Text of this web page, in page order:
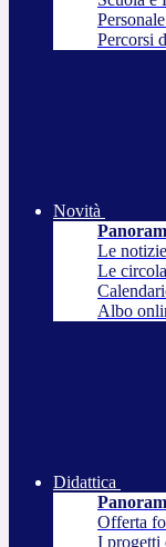
Percorsi
Novità
Le notizie
Le
Albo
Didattica
Offerta
I progetti